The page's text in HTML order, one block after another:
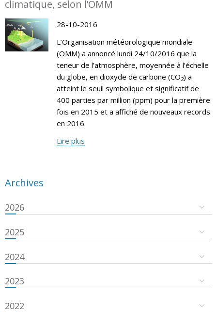
climatique, selon l’OMM
28-10-2016
L’Organisation météorologique mondiale
(OMM) a annoncé lundi 24/10/2016 que la
teneur de l’atmosphère, moyennée à l’échelle
du globe, en dioxyde de carbone (CO2) a
atteint le seuil symbolique et significatif de
400 parties par million (ppm) pour la première
fois en 2015 et a affiché de nouveaux records
en 2016.
Lire plus
Archives
2026
2025
2024
2023
2022